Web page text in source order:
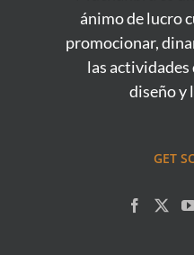
ánimo de lucro
promocionar,
las
diseño y
GET